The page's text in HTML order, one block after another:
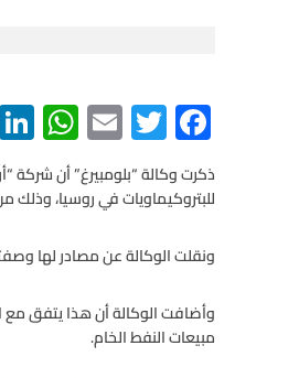
F
ac
e
b
o
o
k
T
wi
tt
er
E
m
ail
W
h
at
A
p
p
ذكرت وكالة “بلومبيرغ” أن
للبتروكيماويات في روسيا،
ونقلت الوكالة عن مصادر لها
وأضافت الوكالة أن هذا يتفق مع
مبيعات النفط الخام.